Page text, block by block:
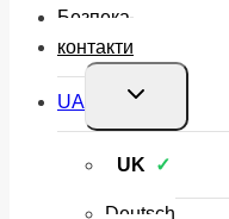
Безпека
контакти
UA
Перемкнути
нащадка
UK
Deutsch